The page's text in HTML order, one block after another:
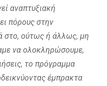
αναπτυξιακή
πόρους στην
στο, ούτως ή άλλως, μη
να ολοκληρώσουμε,
το πρόγραμμα
έμπρακτα